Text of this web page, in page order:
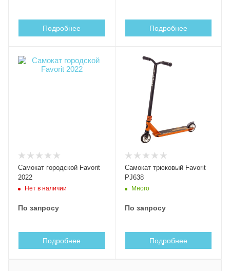
Подробнее Подробнее
Самокат городской Favorit
2022
Нет в наличии
По запросу
Подробнее
Самокат трюковый Favorit
PJ638
Много
По запросу
Подробнее